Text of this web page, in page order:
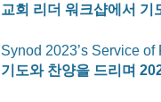
교회 리더 워크샵에서 기
Synod 2023’s Service of
기도와 찬양을 드리며